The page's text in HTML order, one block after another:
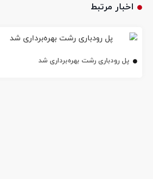
اخبار مرتبط
پل رودباری رشت بهره‌برداری شد